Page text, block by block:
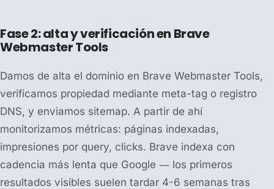
Fase 2: alta y verificación en Brave
Webmaster Tools
Damos de alta el dominio en Brave Webmaster Tools,
verificamos propiedad mediante meta-tag o registro
DNS, y enviamos sitemap. A partir de ahí
monitorizamos métricas: páginas indexadas,
impresiones por query, clicks. Brave indexa con
cadencia más lenta que Google — los primeros
resultados visibles suelen tardar 4-6 semanas tras